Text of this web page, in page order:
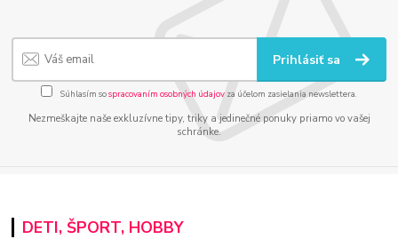
Prihlásiť sa
Súhlasím sospracovaním osobných údajov za účelom zasielania newslettera.
Nezmeškajte naše exkluzívne tipy, triky a jedinečné ponuky priamo vo vašej
schránke.
DETI, ŠPORT, HOBBY